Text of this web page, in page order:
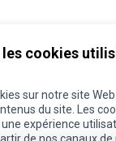
cookies
sur notre site
du site. Les
expérience
sur Instagram